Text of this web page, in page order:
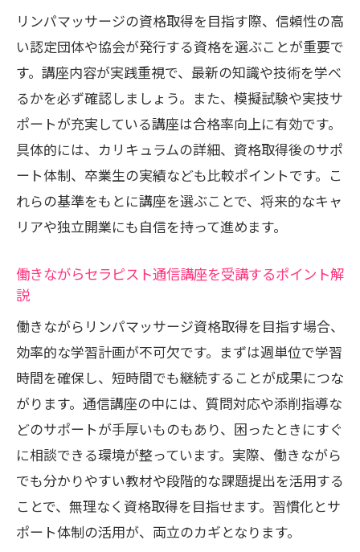
資格取得後に役立つリンパケアセラピストの
知識とは
セラピスト通信講座で得る実践力と専門
性の重要性
資格取得後に活かせるリンパケア知識の
活用事例
セラピスト通信講座で習得できるスキル
と応用方法
リンパマッサージ資格が広げるキャリア
通信講座で学ぶセルフケアと家族の健康
資格取得後も続けるセラピストとしての
成長戦略
リンパマッサージ資格のおすすめ通信学習法
を徹底解説
セラピスト通信講座で実践する効率的な
学習スケジュール
おすすめの通信学習法とその活用ポイン
トを紹介
リンパマッサージの資格取得を目指す際、信頼性の高
い認定団体や協会が発行する資格を選ぶことが重要で
す。講座内容が実践重視で、最新の知識や技術を学べ
るかを必ず確認しましょう。また、模擬試験や実技サ
ポートが充実している講座は合格率向上に有効です。
具体的には、カリキュラムの詳細、資格取得後のサポ
ート体制、卒業生の実績なども比較ポイントです。こ
れらの基準をもとに講座を選ぶことで、将来的なキャ
リアや独立開業にも自信を持って進めます。
働きながらセラピスト通信講座を受講するポイント解
説
働きながらリンパマッサージ資格取得を目指す場合、
効率的な学習計画が不可欠です。まずは週単位で学習
時間を確保し、短時間でも継続することが成果につな
がります。通信講座の中には、質問対応や添削指導な
どのサポートが手厚いものもあり、困ったときにすぐ
に相談できる環境が整っています。実際、働きながら
でも分かりやすい教材や段階的な課題提出を活用する
ことで、無理なく資格取得を目指せます。習慣化とサ
ポート体制の活用が、両立のカギとなります。